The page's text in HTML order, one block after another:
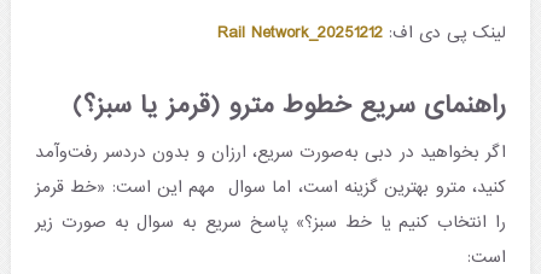
لینک پی دی اف: Rail Network_20251212
راهنمای سریع خطوط مترو (قرمز یا سبز؟)
اگر بخواهید در دبی به‌صورت سریع، ارزان و بدون دردسر رفت‌وآمد
کنید، مترو بهترین گزینه است، اما سوال مهم این است: «خط قرمز
را انتخاب کنیم یا خط سبز؟» پاسخ سریع به سوال به صورت زیر
است: